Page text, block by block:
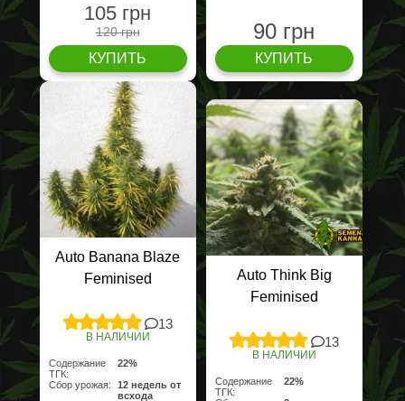
105 грн
120 грн
КУПИТЬ
90 грн
КУПИТЬ
Auto Banana Blaze
Feminised
13
В НАЛИЧИИ
Содержание
ТГК:
22%
Сбор урожая:
12 недель от
всхода
Auto Think Big
Feminised
13
В НАЛИЧИИ
Содержание
ТГК:
22%